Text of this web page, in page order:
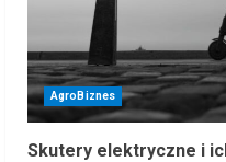
AgroBiznes
Skutery elektryczne i